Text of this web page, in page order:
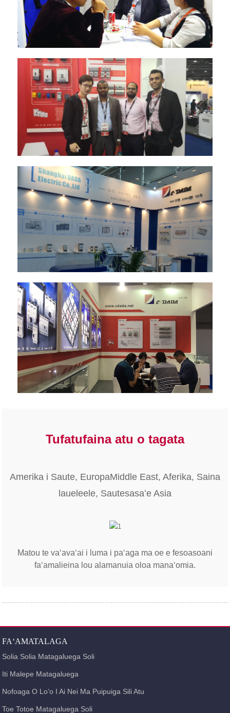
Tufatufaina atu o tagata
Amerika i Saute, EuropaMiddle East, Aferika, Saina
laueleele, Sautesasaʻe Asia
Matou te vaʻavaʻai i luma i paʻaga ma oe e fesoasoani
faʻamalieina lou alamanuia oloa manaʻomia.
FAʻAMATALAGA
Solia Solia Matagaluega Soli
Iti Malepe Matagaluega
Nofoaga O Loʻo I Ai Nei Ma Puipuiga Sili Atu
Toe Totoe Matagaluega Soli